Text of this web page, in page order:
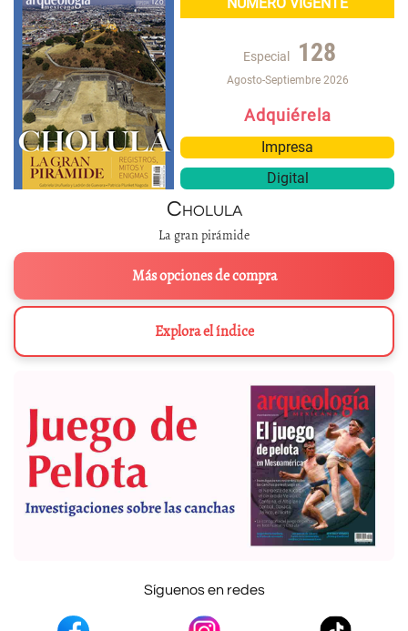
Especial 128
Agosto-Septiembre 2026
Adquiérela
Impresa
Digital
Cholula
La gran pirámide
Más opciones de compra
Explora el índice
Síguenos en redes